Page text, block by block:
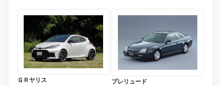
ＧＲヤリス プレリュード